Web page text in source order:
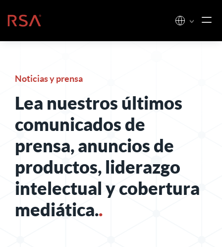
Inicio
Noticias y prensa
Lea nuestros últimos
comunicados de
prensa, anuncios de
productos, liderazgo
intelectual y cobertura
mediática..